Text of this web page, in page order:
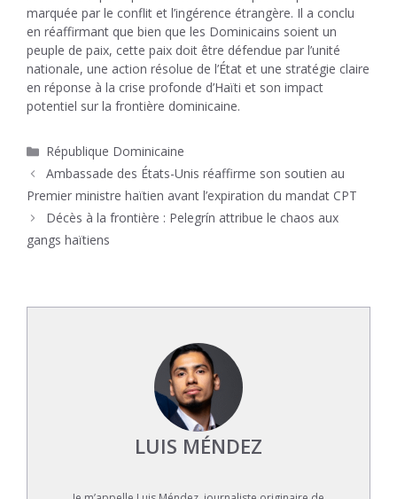
marquée par le conflit et l’ingérence étrangère. Il a conclu
en réaffirmant que bien que les Dominicains soient un
peuple de paix, cette paix doit être défendue par l’unité
nationale, une action résolue de l’État et une stratégie claire
en réponse à la crise profonde d’Haïti et son impact
potentiel sur la frontière dominicaine.
Catégories
République Dominicaine
Ambassade des États-Unis réaffirme son soutien au
Premier ministre haïtien avant l’expiration du mandat CPT
Décès à la frontière : Pelegrín attribue le chaos aux
gangs haïtiens
LUIS MÉNDEZ